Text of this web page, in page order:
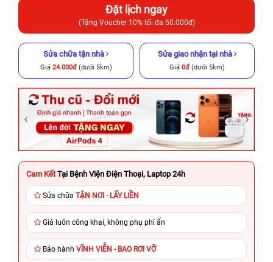
Đặt lịch ngay
(Tặng Voucher 10% tối đa 50.000đ)
Sửa chữa tận nhà
Giá 24.000đ(dưới 5km)
Sửa giao nhận tại nhà
Giá 0đ (dưới 5km)
Cam Kết Tại Bệnh Viện Điện Thoại, Laptop 24h
Sửa chữa TẬN NƠI - LẤY LIỀN
Giá luôn công khai, không phụ phí ẩn
Bảo hành VĨNH VIỄN - BAO RƠI VỠ